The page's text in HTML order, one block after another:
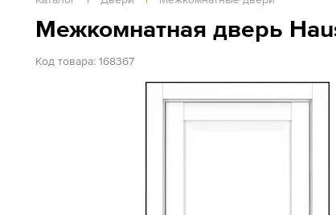
Межкомнатная дверь
Код товара: 168367